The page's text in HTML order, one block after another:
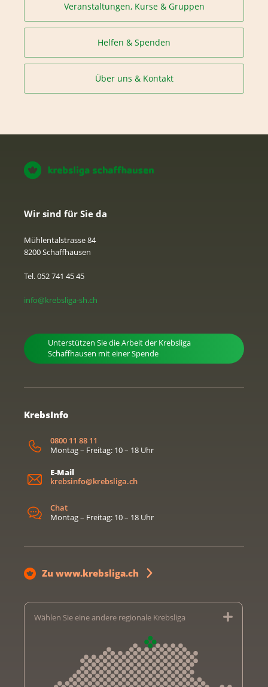
Veranstaltungen, Kurse & Gruppen
Helfen & Spenden
Über uns & Kontakt
Wir sind für Sie da
Mühlentalstrasse 84
8200 Schaffhausen
Tel. 052 741 45 45
info@krebsliga-sh.ch
Unterstützen Sie die Arbeit der Krebsliga
Schaffhausen mit einer Spende
KrebsInfo
0800 11 88 11
Montag – Freitag: 10 – 18 Uhr
E-Mail
krebsinfo@krebsliga.ch
Chat
Montag – Freitag: 10 – 18 Uhr
Zu www.krebsliga.ch
Wählen Sie eine andere regionale Krebsliga